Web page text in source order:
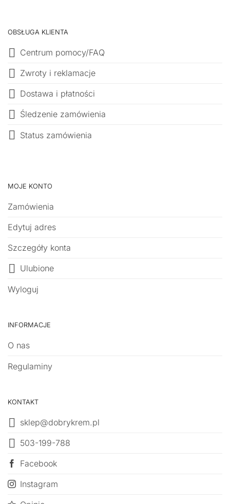
OBSŁUGA KLIENTA
Centrum pomocy/FAQ
Zwroty i reklamacje
Dostawa i płatności
Śledzenie zamówienia
Status zamówienia
MOJE KONTO
Zamówienia
Edytuj adres
Szczegóły konta
Ulubione
Wyloguj
INFORMACJE
O nas
Regulaminy
KONTAKT
sklep@dobrykrem.pl
503-199-788
Facebook
Instagram